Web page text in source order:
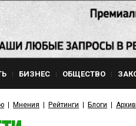
БИЗНЕС ОБЩЕСТВО
Мнения Рейтинги Блоги Архив